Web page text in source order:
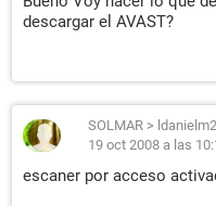
descargar el AVAST?
SOLMAR >
19 oct 2008 a las
escaner por acceso